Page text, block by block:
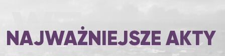
NAJWAŻNIEJSZE AKTY